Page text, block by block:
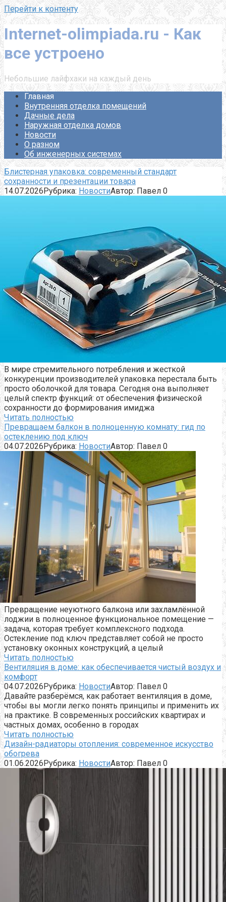
Перейти к контенту
Internet-olimpiada.ru - Как
все устроено
Небольшие лайфхаки на каждый день
Главная
Внутренняя отделка помещений
Дачные дела
Наружная отделка домов
Новости
О разном
Об инженерных системах
Блистерная упаковка: современный стандарт
сохранности и презентации товара
14.07.2026Рубрика: НовостиАвтор: Павел 0
В мире стремительного потребления и жесткой
конкуренции производителей упаковка перестала быть
просто оболочкой для товара. Сегодня она выполняет
целый спектр функций: от обеспечения физической
сохранности до формирования имиджа
Читать полностью
Превращаем балкон в полноценную комнату: гид по
остеклению под ключ
04.07.2026Рубрика: НовостиАвтор: Павел 0
Превращение неуютного балкона или захламлённой
лоджии в полноценное функциональное помещение —
задача, которая требует комплексного подхода.
Остекление под ключ представляет собой не просто
установку оконных конструкций, а целый
Читать полностью
Вентиляция в доме: как обеспечивается чистый воздух и
комфорт
04.07.2026Рубрика: НовостиАвтор: Павел 0
Давайте разберёмся, как работает вентиляция в доме,
чтобы вы могли легко понять принципы и применить их
на практике. В современных российских квартирах и
частных домах, особенно в городах
Читать полностью
Дизайн-радиаторы отопления: современное искусство
обогрева
01.06.2026Рубрика: НовостиАвтор: Павел 0